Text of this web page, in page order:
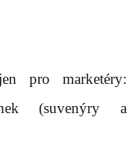
pro marketéry:
(suvenýry a